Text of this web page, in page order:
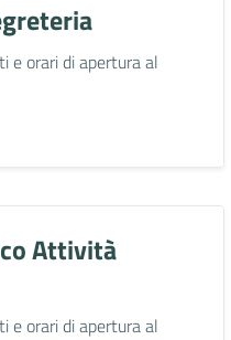
e orari di apertura al
Attività
e orari di apertura al